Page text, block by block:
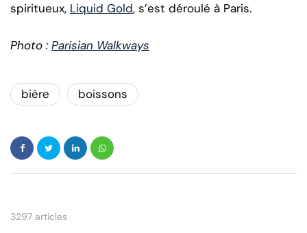
spiritueux, Liquid Gold, s’est déroulé à Paris.
Photo :Parisian Walkways
bière boissons
3297 articles